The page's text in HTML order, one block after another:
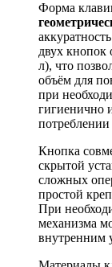
Форма
двух кнопок
л), что
объём для
при
гигиенично
потреблении
Кнопка
скрытой
сложных
простой
При
механизма
внутренним